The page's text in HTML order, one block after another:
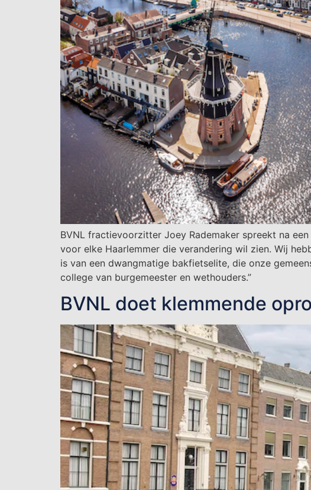
BVNL fractievoorzitter Joey Rademaker spreekt na
voor elke Haarlemmer die verandering wil zien. Wij
is van een dwangmatige bakfietselite, die onze
college van burgemeester en wethouders.”
BVNL doet klemmende